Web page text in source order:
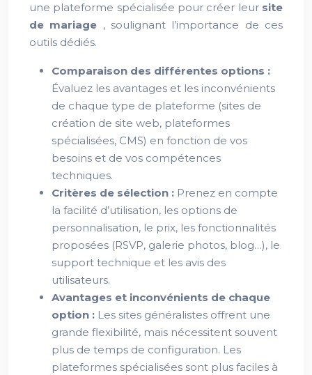
une plateforme spécialisée pour créer leur site
de mariage , soulignant l’importance de ces
outils dédiés.
Comparaison des différentes options :
Évaluez les avantages et les inconvénients
de chaque type de plateforme (sites de
création de site web, plateformes
spécialisées, CMS) en fonction de vos
besoins et de vos compétences
techniques.
Critères de sélection : Prenez en compte
la facilité d’utilisation, les options de
personnalisation, le prix, les fonctionnalités
proposées (RSVP, galerie photos, blog…), le
support technique et les avis des
utilisateurs.
Avantages et inconvénients de chaque
option : Les sites généralistes offrent une
grande flexibilité, mais nécessitent souvent
plus de temps de configuration. Les
plateformes spécialisées sont plus faciles à